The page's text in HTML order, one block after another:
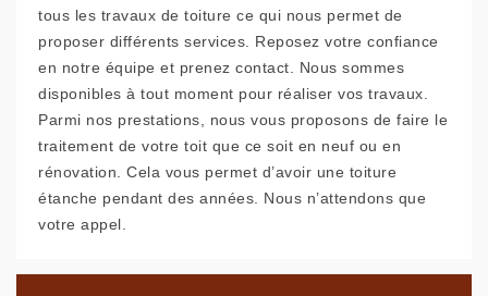
tous les travaux de toiture ce qui nous permet de
proposer différents services. Reposez votre confiance
en notre équipe et prenez contact. Nous sommes
disponibles à tout moment pour réaliser vos travaux.
Parmi nos prestations, nous vous proposons de faire le
traitement de votre toit que ce soit en neuf ou en
rénovation. Cela vous permet d’avoir une toiture
étanche pendant des années. Nous n’attendons que
votre appel.